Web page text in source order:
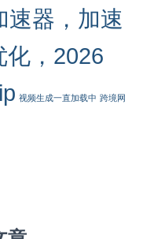
速器，加速
化，2026
视频生成一直加载中 跨境网